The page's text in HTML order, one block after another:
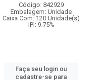
Código: 842929
Embalagem: Unidade
Caixa Com: 120 Unidade(s)
IPI: 9.75%
Faça seu login ou
cadastre-se para